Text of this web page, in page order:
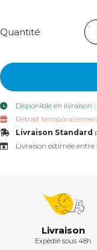
Quantité
Disponible en livraison
Retrait
Livraison Standard
Livraison estimée
Livraison
Expédié sous 48h